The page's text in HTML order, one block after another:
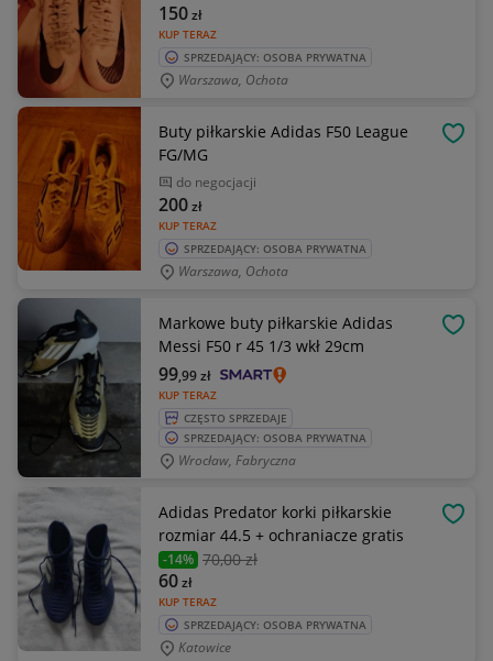
KUP TERAZ
150zł
SPRZEDAJĄCY: OSOBA PRYWATNA
Warszawa, Ochota
Buty piłkarskie Adidas F50 League
FG/MG
do negocjacji
KUP TERAZ
200zł
SPRZEDAJĄCY: OSOBA PRYWATNA
Warszawa, Ochota
Markowe buty piłkarskie Adidas
Messi F50 r 45 1/3 wkł 29cm
KUP TERAZ
99,99zł
CZĘSTO SPRZEDAJE
SPRZEDAJĄCY: OSOBA PRYWATNA
Wrocław, Fabryczna
Adidas Predator korki piłkarskie
rozmiar 44.5 + ochraniacze gratis
-14% 70,00 zł
KUP TERAZ
60zł
SPRZEDAJĄCY: OSOBA PRYWATNA
Katowice